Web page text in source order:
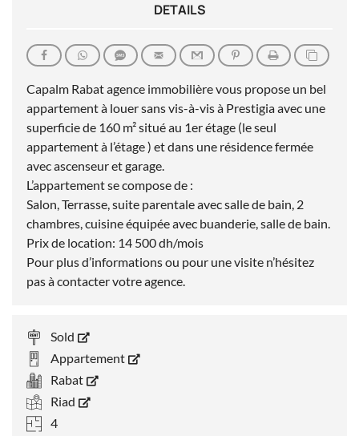
DETAILS
Capalm Rabat agence immobilière vous propose un bel
appartement à louer sans vis-à-vis à Prestigia avec une
superficie de 160 m² situé au 1er étage (le seul
appartement à l’étage ) et dans une résidence fermée
avec ascenseur et garage.
L’appartement se compose de :
Salon, Terrasse, suite parentale avec salle de bain, 2
chambres, cuisine équipée avec buanderie, salle de bain.
Prix de location: 14 500 dh/mois
Pour plus d’informations ou pour une visite n’hésitez
pas à contacter votre agence.
Sold
Appartement
Rabat
Riad
4